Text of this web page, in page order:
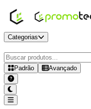
Categorias
Padrão Avançado